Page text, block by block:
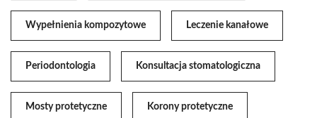
Wypełnienia kompozytowe Leczenie kanałowe
Periodontologia Konsultacja stomatologiczna
Mosty protetyczne Korony protetyczne